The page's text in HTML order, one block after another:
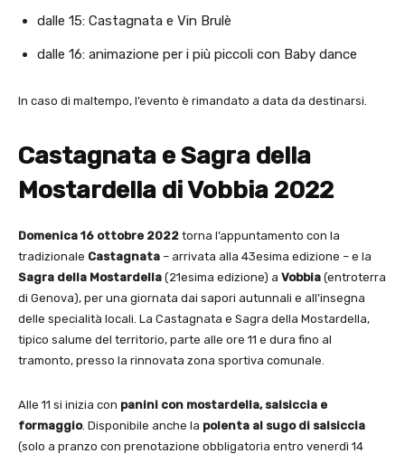
dalle 15: Castagnata e Vin Brulè
dalle 16: animazione per i più piccoli con Baby dance
In caso di maltempo, l’evento è rimandato a data da destinarsi.
Castagnata e Sagra della
Mostardella di Vobbia 2022
Domenica 16 ottobre 2022 torna l’appuntamento con la
tradizionale Castagnata – arrivata alla 43esima edizione – e la
Sagra della Mostardella (21esima edizione) a Vobbia (entroterra
di Genova), per una giornata dai sapori autunnali e all’insegna
delle specialità locali. La Castagnata e Sagra della Mostardella,
tipico salume del territorio, parte alle ore 11 e dura fino al
tramonto, presso la rinnovata zona sportiva comunale.
Alle 11 si inizia con panini con mostardella, salsiccia e
formaggio. Disponibile anche la polenta al sugo di salsiccia
(solo a pranzo con prenotazione obbligatoria entro venerdì 14